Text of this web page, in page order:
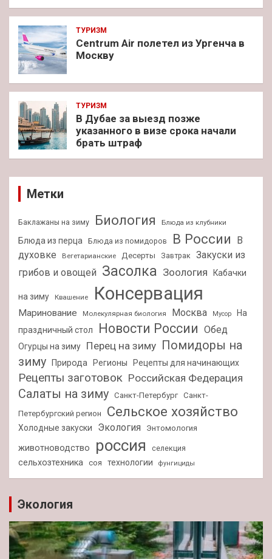
ТУРИЗМ
Centrum Air полетел из Ургенча в
Москву
ТУРИЗМ
В Дубае за выезд позже
указанного в визе срока начали
брать штраф
Метки
Баклажаны на зиму Биология Блюда из клубники
Блюда из перца Блюда из помидоров В России
В
духовке
Вегетарианские Десерты Завтрак Закуски из
грибов и овощей Засолка Зоология Кабачки
на зиму Квашение Консервация
Маринование Молекулярная биология Москва Мусор
На
праздничный стол
Новости России Обед
Огурцы на зиму Перец на зиму Помидоры на
зиму
Природа Регионы Рецепты для начинающих
Рецепты заготовок Российская Федерация
Салаты на зиму Санкт-Петербург Санкт-
Петербургский регион
Сельское хозяйство
Холодные закуски Экология Энтомология
животноводство россия селекция
сельхозтехника соя технологии фунгициды
Экология